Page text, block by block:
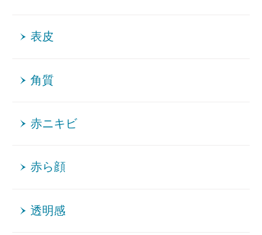
表皮
角質
赤ニキビ
赤ら顔
透明感